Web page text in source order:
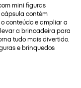
mini figuras
contém
conteúdo e ampliar a
a brincadeira para
tudo mais divertido.
e brinquedos